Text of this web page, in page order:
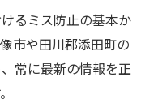
るミス防止の基本か
市や田川郡添田町の
常に最新の情報を正